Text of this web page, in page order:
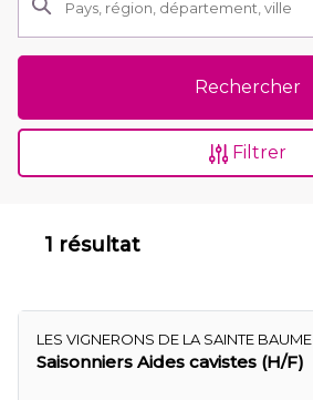
Rechercher
Filtrer
1 résultat
LES VIGNERONS DE LA SAINTE BAUME
Saisonniers Aides cavistes (H/F)